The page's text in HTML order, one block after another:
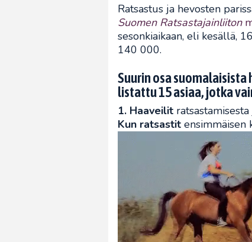
Ratsastus ja hevosten
Suomen Ratsastajainliiton
sesonkiaikaan, eli kesällä,
140 000.
Suurin osa
listattu 15 asiaa, jotka
1. Haaveilit
Kun ratsastit ensimmäisen